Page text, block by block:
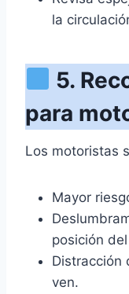
la
5.
para
Los motoristas
Mayor
posición
Distracción
ven.